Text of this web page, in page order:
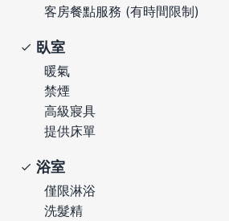
客房餐點服務 (有時間限制)
臥室
暖氣
禁煙
高級寢具
提供床單
浴室
僅限淋浴
洗髮精